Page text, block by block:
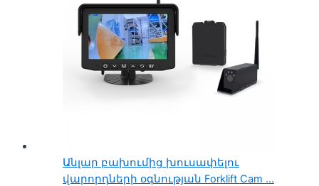
Անլար բախումից խուսափելու
վարորդների օգնության Forklift Cam ...